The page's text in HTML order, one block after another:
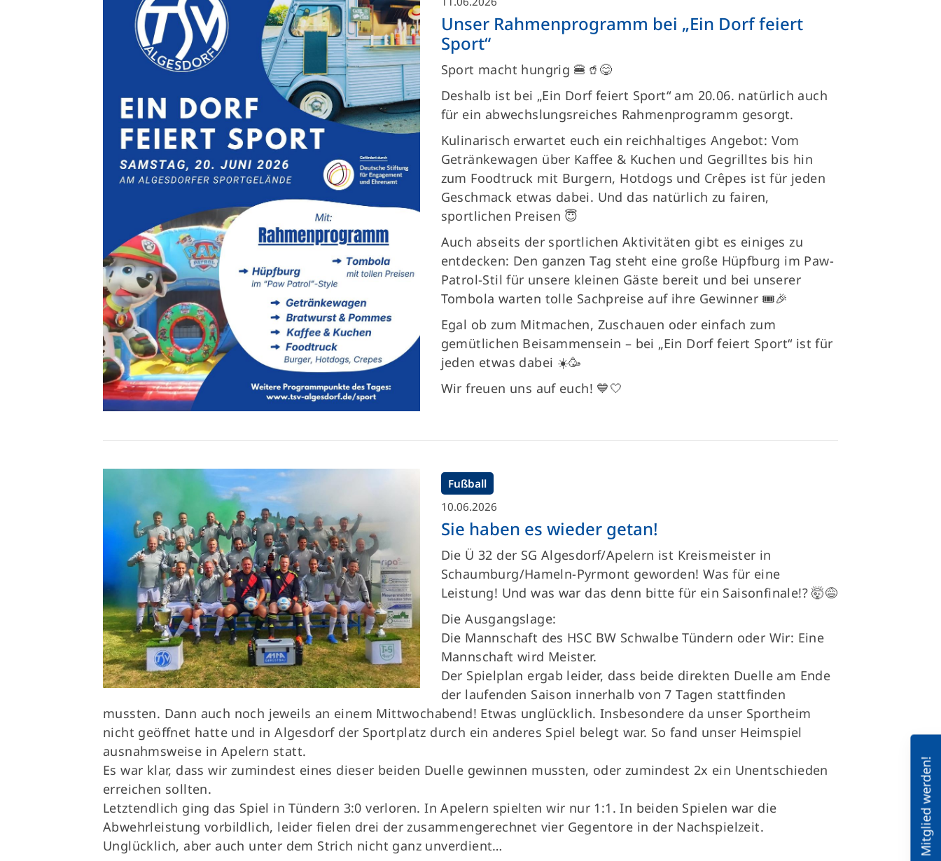
Unser Rahmenprogramm bei „Ein Dorf feiert
Sport“
Sport macht hungrig 🍔🥤😋
Deshalb ist bei „Ein Dorf feiert Sport“ am 20.06. natürlich auch
für ein abwechslungsreiches Rahmenprogramm gesorgt.
Kulinarisch erwartet euch ein reichhaltiges Angebot: Vom
Getränkewagen über Kaffee & Kuchen und Gegrilltes bis hin
zum Foodtruck mit Burgern, Hotdogs und Crêpes ist für jeden
Geschmack etwas dabei. Und das natürlich zu fairen,
sportlichen Preisen 😇
Auch abseits der sportlichen Aktivitäten gibt es einiges zu
entdecken: Den ganzen Tag steht eine große Hüpfburg im Paw-
Patrol-Stil für unsere kleinen Gäste bereit und bei unserer
Tombola warten tolle Sachpreise auf ihre Gewinner 🎟️🎉
Egal ob zum Mitmachen, Zuschauen oder einfach zum
gemütlichen Beisammensein – bei „Ein Dorf feiert Sport“ ist für
jeden etwas dabei ☀️🥳
Wir freuen uns auf euch! 💙🤍
Fußball
10.06.2026
Sie haben es wieder getan!
Die Ü 32 der SG Algesdorf/Apelern ist Kreismeister in
Schaumburg/Hameln-Pyrmont geworden! Was für eine
Leistung! Und was war das denn bitte für ein Saisonfinale!? 🤯😅
Die Ausgangslage:
Die Mannschaft des HSC BW Schwalbe Tündern oder Wir: Eine
Mannschaft wird Meister.
Der Spielplan ergab leider, dass beide direkten Duelle am Ende
der laufenden Saison innerhalb von 7 Tagen stattfinden
mussten. Dann auch noch jeweils an einem Mittwochabend! Etwas unglücklich. Insbesondere da unser Sportheim
nicht geöffnet hatte und in Algesdorf der Sportplatz durch ein anderes Spiel belegt war. So fand unser Heimspiel
ausnahmsweise in Apelern statt.
Es war klar, dass wir zumindest eines dieser beiden Duelle gewinnen mussten, oder zumindest 2x ein Unentschieden
erreichen sollten.
Letztendlich ging das Spiel in Tündern 3:0 verloren. In Apelern spielten wir nur 1:1. In beiden Spielen war die
Abwehrleistung vorbildlich, leider fielen drei der zusammengerechnet vier Gegentore in der Nachspielzeit.
Unglücklich, aber auch unter dem Strich nicht ganz unverdient…
Mitglied werden!